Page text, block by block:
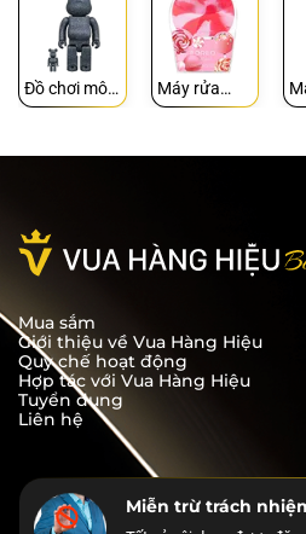
Đồ chơi mô
Máy rửa
Mua sắm
Giới thiệu về Vua Hàng Hiệu
Quy chế hoạt động
Hợp tác với Vua Hàng Hiệu
Tuyển dụng
Liên hệ
Miễn trừ trách